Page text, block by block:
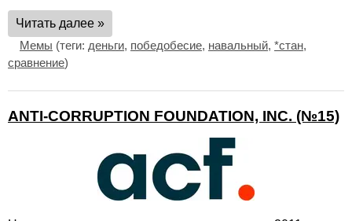
Читать далее »
Мемы (теги: деньги, победобесие, навальный, *стан,
сравнение)
ANTI-CORRUPTION FOUNDATION, INC. (№15)